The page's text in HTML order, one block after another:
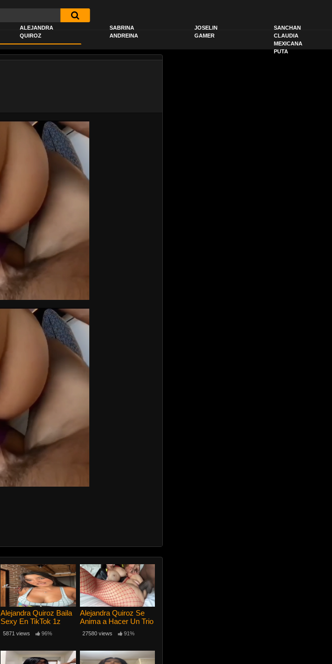
ALEJANDRA
QUIROZ
SABRINA
ANDREINA
JOSELIN
GAMER
SANCHAN
CLAUDIA
MEXICANA
PUTA
Alejandra Quiroz Baila
Sexy En TikTok 1z
5871 views 96%
Alejandra Quiroz Se
Anima a Hacer Un Trio
27580 views 91%